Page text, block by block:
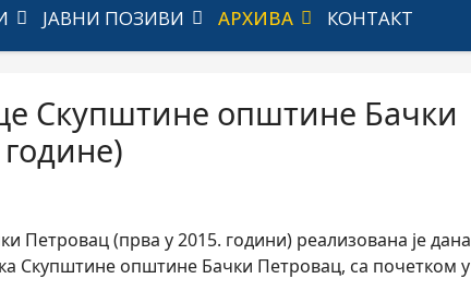
ЈАВНИ ПОЗИВИ АРХИВА КОНТАКТ
Скупштине општине Бачки
Петровац (прва у 2015. години) реализована је дана
Скупштине општине Бачки Петровац, са почетком у